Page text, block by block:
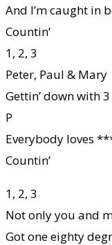
And I’m caught in
Countin’
1, 2, 3
Peter, Paul & Mary
Gettin’ down with 3
P
Everybody loves
Countin’
1, 2, 3
Not only you and
Got one eighty